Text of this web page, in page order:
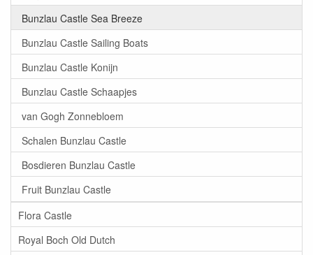
Bunzlau Castle Sea Breeze
Bunzlau Castle Sailing Boats
Bunzlau Castle Konijn
Bunzlau Castle Schaapjes
van Gogh Zonnebloem
Schalen Bunzlau Castle
Bosdieren Bunzlau Castle
Fruit Bunzlau Castle
Flora Castle
Royal Boch Old Dutch